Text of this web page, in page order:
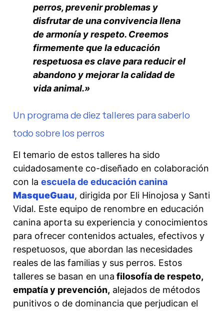
perros, prevenir problemas y
disfrutar de una convivencia llena
de armonía y respeto. Creemos
firmemente que la educación
respetuosa es clave para reducir el
abandono y mejorar la calidad de
vida animal.»
Un programa de diez talleres para saberlo
todo sobre los perros
El temario de estos talleres ha sido
cuidadosamente co-diseñado en colaboración
con la escuela de educación canina
MasqueGuau, dirigida por Eli Hinojosa y Santi
Vidal. Este equipo de renombre en educación
canina aporta su experiencia y conocimientos
para ofrecer contenidos actuales, efectivos y
respetuosos, que abordan las necesidades
reales de las familias y sus perros. Estos
talleres se basan en una filosofía de respeto,
empatía y prevención, alejados de métodos
punitivos o de dominancia que perjudican el